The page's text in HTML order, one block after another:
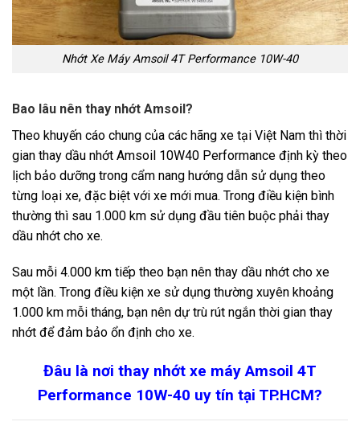
Nhớt Xe Máy Amsoil 4T Performance 10W-40
Bao lâu nên thay nhớt Amsoil?
Theo khuyến cáo chung của các hãng xe tại Việt Nam thì thời
gian thay dầu nhớt Amsoil 10W40 Performance định kỳ theo
lịch bảo dưỡng trong cẩm nang hướng dẫn sử dụng theo
từng loại xe, đặc biệt với xe mới mua. Trong điều kiện bình
thường thì sau 1.000 km sử dụng đầu tiên buộc phải thay
dầu nhớt cho xe.
Sau mỗi 4.000 km tiếp theo bạn nên thay dầu nhớt cho xe
một lần. Trong điều kiện xe sử dụng thường xuyên khoảng
1.000 km mỗi tháng, bạn nên dự trù rút ngắn thời gian thay
nhớt để đảm bảo ổn định cho xe.
Đâu là nơi thay nhớt xe máy Amsoil 4T
Performance 10W-40 uy tín tại TP.HCM?